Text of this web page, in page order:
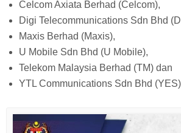
Celcom Axiata Berhad (Celcom),
Digi Telecommunications Sdn Bhd
Maxis Berhad (Maxis),
U Mobile Sdn Bhd (U Mobile),
Telekom Malaysia Berhad (TM) dan
YTL Communications Sdn Bhd